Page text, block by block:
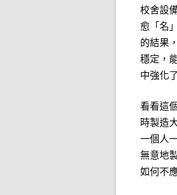
校舍設
愈「名
的結果
穩定，
中強化
看看這
時製造
一個人
無意地
如何不